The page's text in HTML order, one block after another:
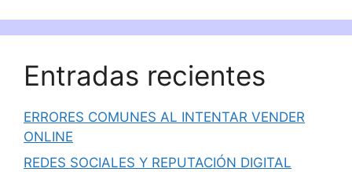
Entradas recientes
ERRORES COMUNES AL INTENTAR VENDER
ONLINE
REDES SOCIALES Y REPUTACIÓN DIGITAL